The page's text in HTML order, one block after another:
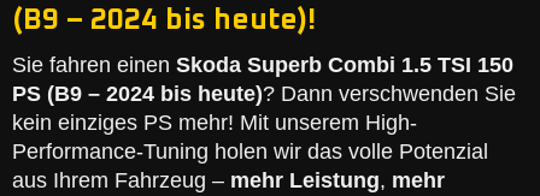
(B9 – 2024 bis heute)!
Sie fahren einen Skoda Superb Combi 1.5 TSI 150
PS (B9 – 2024 bis heute)? Dann verschwenden Sie
kein einziges PS mehr! Mit unserem High-
Performance-Tuning holen wir das volle Potenzial
aus Ihrem Fahrzeug – mehr Leistung, mehr